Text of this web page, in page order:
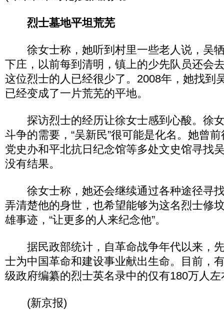
烈士墓地平坦荒芜
徐女士称，她听到村里一些老人说，吴
下庄，以前每到清明，镇上的少先队员还会
这位烈士的人已经很少了。2008年，她找到
已经变成了一片荒芜的平地。
探访烈士的经历让徐女士感到心酸。徐
斗争的需要，“吴新民”很可能是化名。她曾
党史办和平北抗日纪念馆等多处文史馆寻找
没有结果。
徐女士称，她还会继续通过各种途径寻
弄清楚他的身世，也希望能够为这名烈士修
雄事迹，“让更多的人来纪念他”。
据民政部统计，自革命战争年代以来，
士为中国革命和建设事业献出生命。目前，
级政府编纂的烈士英名录中的仅有180万人左
(新京报)